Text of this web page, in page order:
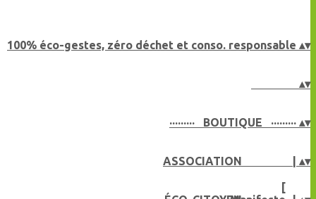
100% éco-gestes, zéro déchet et conso. responsable ▴▾
▴▾
········· BOUTIQUE ········· ▴▾
ASSOCIATION | ▴▾
[